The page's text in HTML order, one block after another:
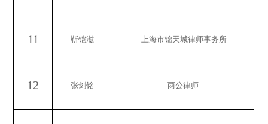
11 靳铠滋 上海市锦天城律师事务所
12 张剑铭 两公律师